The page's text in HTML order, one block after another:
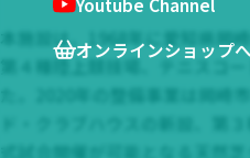
オンラインショップへ
本施設は、1968年に愛知県岡
第４種陸上競技場、テニスコ
た。2020年の整備事業は岡崎
ド・クラブハウスの新設、第
式試合開催が可能となる天然